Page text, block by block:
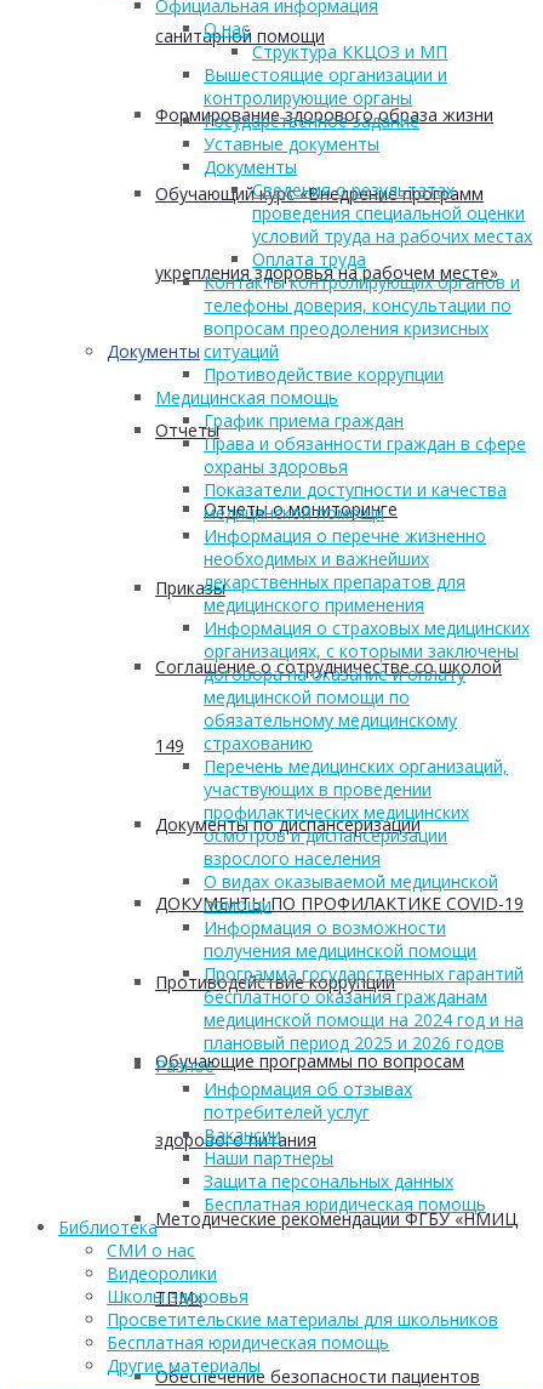
санитарной помощи
Формирование здорового образа жизни
Обучающий курс «Внедрение программ
укрепления здоровья на рабочем месте»
Документы
Отчеты
Отчеты о мониторинге
Приказы
Соглашение о сотрудничестве со школой
149
Документы по диспансеризации
ДОКУМЕНТЫ ПО ПРОФИЛАКТИКЕ COVID-19
Противодействие коррупции
Обучающие программы по вопросам
здорового питания
Методические рекомендации ФГБУ «НМИЦ
ТПМ»
Обеспечение безопасности пациентов
Официальная информация
О нас
Структура ККЦОЗ и МП
Вышестоящие организации и
контролирующие органы
Государственное задание
Уставные документы
Документы
Сведения о результатах
проведения специальной оценки
условий труда на рабочих местах
Оплата труда
Контакты контролирующих органов и
телефоны доверия, консультации по
вопросам преодоления кризисных
ситуаций
Противодействие коррупции
Медицинская помощь
График приема граждан
Права и обязанности граждан в сфере
охраны здоровья
Показатели доступности и качества
медицинской помощи
Информация о перечне жизненно
необходимых и важнейших
лекарственных препаратов для
медицинского применения
Информация о страховых медицинских
организациях, с которыми заключены
договора на оказание и оплату
медицинской помощи по
обязательному медицинскому
страхованию
Перечень медицинских организаций,
участвующих в проведении
профилактических медицинских
осмотров и диспансеризации
взрослого населения
О видах оказываемой медицинской
помощи
Информация о возможности
получения медицинской помощи
Программа государственных гарантий
бесплатного оказания гражданам
медицинской помощи на 2024 год и на
плановый период 2025 и 2026 годов
Разное
Информация об отзывах
потребителей услуг
Вакансии
Наши партнеры
Защита персональных данных
Бесплатная юридическая помощь
Библиотека
СМИ о нас
Видеоролики
Школы здоровья
Просветительские материалы для школьников
Бесплатная юридическая помощь
Другие материалы